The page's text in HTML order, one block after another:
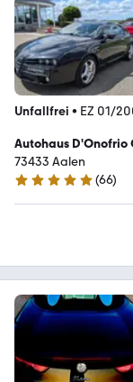
Unfallfrei • EZ 01/
Autohaus D'Onofrio
73433 Aalen
5 Sterne
(66)